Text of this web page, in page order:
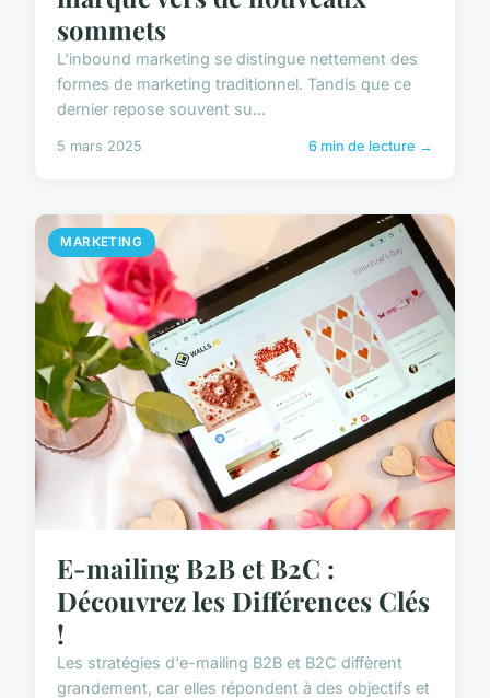
sommets
L'inbound marketing se distingue nettement des
formes de marketing traditionnel. Tandis que ce
dernier repose souvent su...
5 mars 2025 6 min de lecture →
MARKETING
E-mailing B2B et B2C :
Découvrez les Différences Clés
!
Les stratégies d'e-mailing B2B et B2C diffèrent
grandement, car elles répondent à des objectifs et